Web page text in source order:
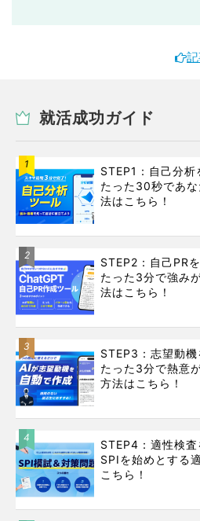
就活成功ガイド
1
STEP1：自己分析
たった30秒であ
法はこちら！
2
STEP2：自己PR
たった3分で強み
法はこちら！
3
STEP3：志望動機
たった3分で熱意
方法はこちら！
4
STEP4：適性検査
SPIを始めとする
こちら！